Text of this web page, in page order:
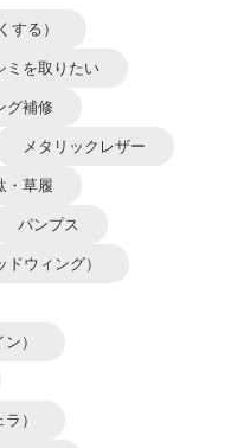
する）
ミを取りたい
グ補修
メタリックレザー
・草履
パンプス
ウィング）
）
）